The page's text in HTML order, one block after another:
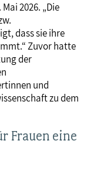
2026. „Die
dass sie ihre
Zuvor hatte
der
und
zu dem
Frauen eine